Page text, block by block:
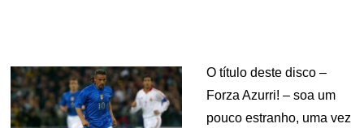
O título deste disco –
Forza Azurri! – soa um
pouco estranho, uma vez